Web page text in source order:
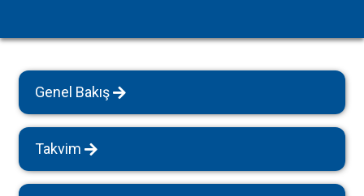
Genel Bakış
Takvim